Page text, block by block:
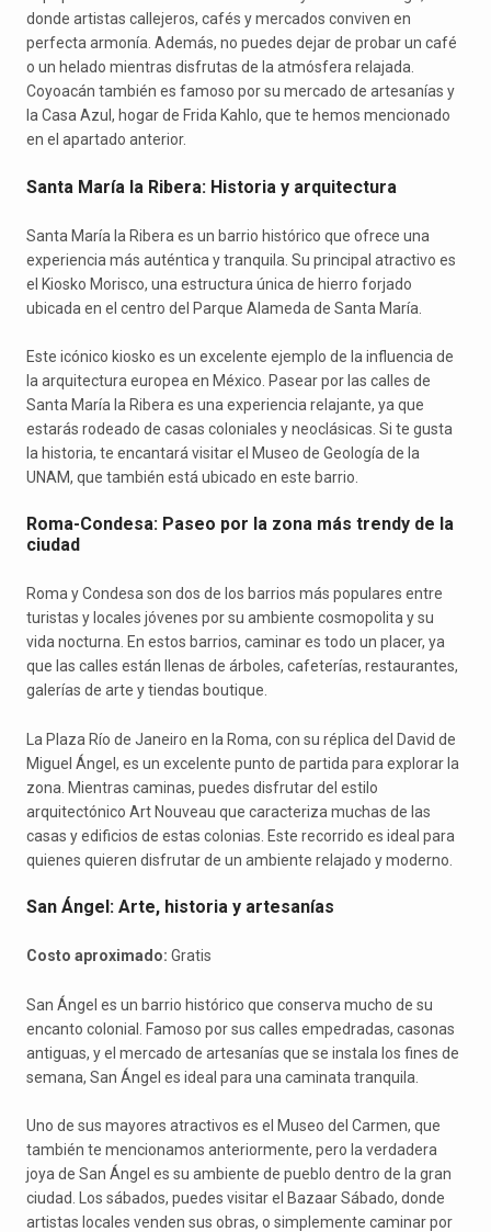
donde artistas callejeros, cafés y mercados conviven en
perfecta armonía. Además, no puedes dejar de probar un café
o un helado mientras disfrutas de la atmósfera relajada.
Coyoacán también es famoso por su mercado de artesanías y
la Casa Azul, hogar de Frida Kahlo, que te hemos mencionado
en el apartado anterior.
Santa María la Ribera: Historia y arquitectura
Santa María la Ribera es un barrio histórico que ofrece una
experiencia más auténtica y tranquila. Su principal atractivo es
el Kiosko Morisco, una estructura única de hierro forjado
ubicada en el centro del Parque Alameda de Santa María.
Este icónico kiosko es un excelente ejemplo de la influencia de
la arquitectura europea en México. Pasear por las calles de
Santa María la Ribera es una experiencia relajante, ya que
estarás rodeado de casas coloniales y neoclásicas. Si te gusta
la historia, te encantará visitar el Museo de Geología de la
UNAM, que también está ubicado en este barrio.
Roma-Condesa: Paseo por la zona más trendy de la
ciudad
Roma y Condesa son dos de los barrios más populares entre
turistas y locales jóvenes por su ambiente cosmopolita y su
vida nocturna. En estos barrios, caminar es todo un placer, ya
que las calles están llenas de árboles, cafeterías, restaurantes,
galerías de arte y tiendas boutique.
La Plaza Río de Janeiro en la Roma, con su réplica del David de
Miguel Ángel, es un excelente punto de partida para explorar la
zona. Mientras caminas, puedes disfrutar del estilo
arquitectónico Art Nouveau que caracteriza muchas de las
casas y edificios de estas colonias. Este recorrido es ideal para
quienes quieren disfrutar de un ambiente relajado y moderno.
San Ángel: Arte, historia y artesanías
Costo aproximado: Gratis
San Ángel es un barrio histórico que conserva mucho de su
encanto colonial. Famoso por sus calles empedradas, casonas
antiguas, y el mercado de artesanías que se instala los fines de
semana, San Ángel es ideal para una caminata tranquila.
Uno de sus mayores atractivos es el Museo del Carmen, que
también te mencionamos anteriormente, pero la verdadera
joya de San Ángel es su ambiente de pueblo dentro de la gran
ciudad. Los sábados, puedes visitar el Bazaar Sábado, donde
artistas locales venden sus obras, o simplemente caminar por